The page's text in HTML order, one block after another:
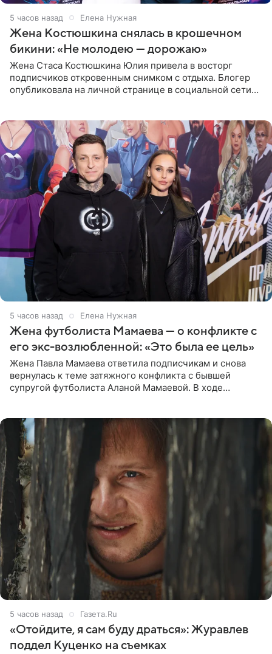
5 часов назад Елена Нужная
Жена Костюшкина снялась в крошечном
бикини: «Не молодею — дорожаю»
Жена Стаса Костюшкина Юлия привела в восторг
подписчиков откровенным снимком с отдыха. Блогер
опубликовала на личной странице в социальной сети
5 часов назад Елена Нужная
Жена футболиста Мамаева — о конфликте с
его экс-возлюбленной: «Это была ее цель»
Жена Павла Мамаева ответила подписчикам и снова
вернулась к теме затяжного конфликта с бывшей
супругой футболиста Аланой Мамаевой. В ходе
5 часов назад Газета.Ru
«Отойдите, я сам буду драться»: Журавлев
поддел Куценко на съемках